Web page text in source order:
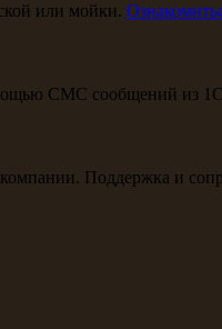
или мойки.
СМС сообщений из
Поддержка и